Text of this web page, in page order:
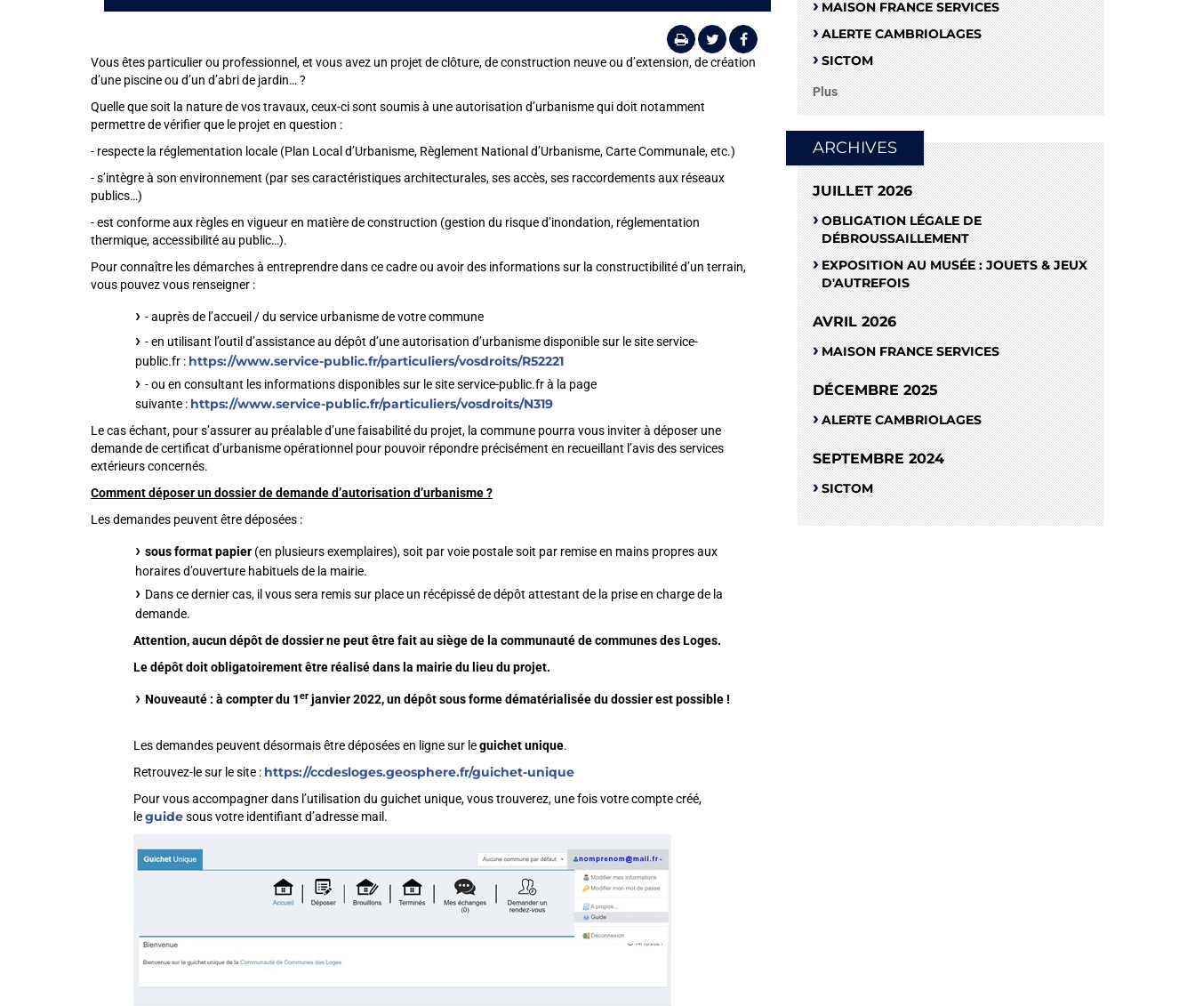
Vous êtes particulier ou professionnel, et vous avez un projet de clôture, de construction neuve ou d’extension, de création
d’une piscine ou d’un d’abri de jardin… ?
Quelle que soit la nature de vos travaux, ceux-ci sont soumis à une autorisation d’urbanisme qui doit notamment
permettre de vérifier que le projet en question :
- respecte la réglementation locale (Plan Local d’Urbanisme, Règlement National d’Urbanisme, Carte Communale, etc.)
- s’intègre à son environnement (par ses caractéristiques architecturales, ses accès, ses raccordements aux réseaux
publics…)
- est conforme aux règles en vigueur en matière de construction (gestion du risque d’inondation, réglementation
thermique, accessibilité au public…).
Pour connaître les démarches à entreprendre dans ce cadre ou avoir des informations sur la constructibilité d’un terrain,
vous pouvez vous renseigner :
- auprès de l’accueil / du service urbanisme de votre commune
- en utilisant l’outil d’assistance au dépôt d’une autorisation d’urbanisme disponible sur le site service-
public.fr : https://www.service-public.fr/particuliers/vosdroits/R52221
- ou en consultant les informations disponibles sur le site service-public.fr à la page
suivante : https://www.service-public.fr/particuliers/vosdroits/N319
Le cas échant, pour s’assurer au préalable d’une faisabilité du projet, la commune pourra vous inviter à déposer une
demande de certificat d’urbanisme opérationnel pour pouvoir répondre précisément en recueillant l’avis des services
extérieurs concernés.
Comment déposer un dossier de demande d’autorisation d’urbanisme ?
Les demandes peuvent être déposées :
sous format papier (en plusieurs exemplaires), soit par voie postale soit par remise en mains propres aux
horaires d’ouverture habituels de la mairie.
Dans ce dernier cas, il vous sera remis sur place un récépissé de dépôt attestant de la prise en charge de la
demande.
Attention, aucun dépôt de dossier ne peut être fait au siège de la communauté de communes des Loges.
Le dépôt doit obligatoirement être réalisé dans la mairie du lieu du projet.
Nouveauté : à compter du 1er janvier 2022, un dépôt sous forme dématérialisée du dossier est possible !
Les demandes peuvent désormais être déposées en ligne sur leguichet unique.
Retrouvez-le sur le site : https://ccdesloges.geosphere.fr/guichet-unique
Pour vous accompagner dans l’utilisation du guichet unique, vous trouverez, une fois votre compte créé,
leguidesous votre identifiant d’adresse mail.
MAISON FRANCE SERVICES
ALERTE CAMBRIOLAGES
SICTOM
Plus
ARCHIVES
JUILLET 2026
OBLIGATION LÉGALE DE
DÉBROUSSAILLEMENT
EXPOSITION AU MUSÉE : JOUETS & JEUX
D'AUTREFOIS
AVRIL 2026
MAISON FRANCE SERVICES
DÉCEMBRE 2025
ALERTE CAMBRIOLAGES
SEPTEMBRE 2024
SICTOM